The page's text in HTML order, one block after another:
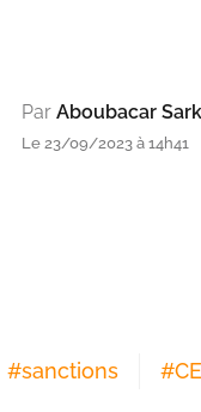
Par Aboubacar
Le 23/09/2023 à 14h41
#sanctions #